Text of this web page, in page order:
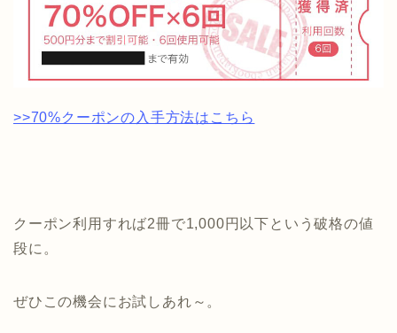
>>70%クーポンの入手方法はこちら
クーポン利用すれば2冊で1,000円以下という破格の値
段に。
ぜひこの機会にお試しあれ～。